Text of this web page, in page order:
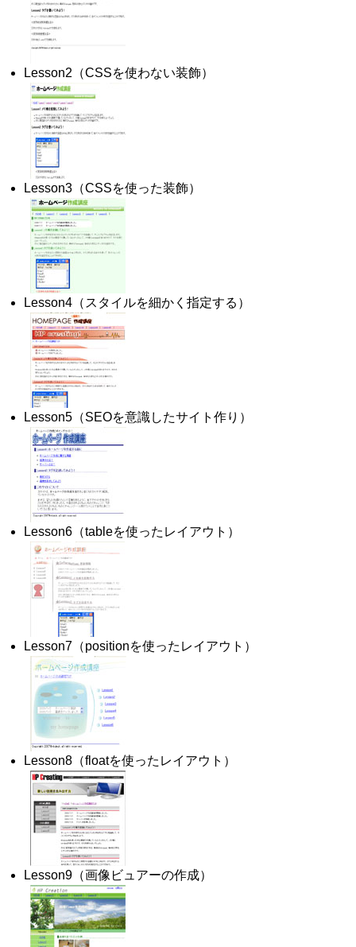
Lesson2（CSSを使わない装飾）
Lesson3（CSSを使った装飾）
Lesson4（スタイルを細かく指定する）
Lesson5（SEOを意識したサイト作り）
Lesson6（tableを使ったレイアウト）
Lesson7（positionを使ったレイアウト）
Lesson8（floatを使ったレイアウト）
Lesson9（画像ビュアーの作成）